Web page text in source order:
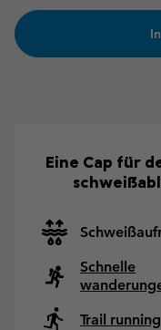
Eine Cap für
Schnelle
Trail running